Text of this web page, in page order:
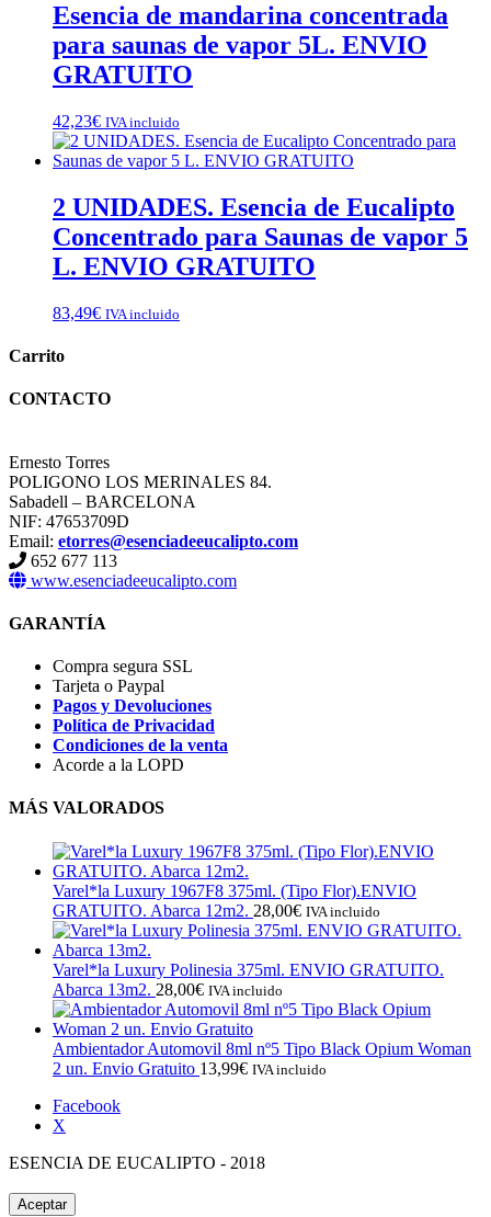
Esencia de mandarina concentrada
para saunas de vapor 5L. ENVIO
GRATUITO
42,23€ IVA incluido
2 UNIDADES. Esencia de Eucalipto
Concentrado para Saunas de vapor 5
L. ENVIO GRATUITO
83,49€ IVA incluido
Carrito
CONTACTO
Ernesto Torres
POLIGONO LOS MERINALES 84.
Sabadell – BARCELONA
NIF: 47653709D
Email: etorres@esenciadeeucalipto.com
652 677 113
www.esenciadeeucalipto.com
GARANTÍA
Compra segura SSL
Tarjeta o Paypal
Pagos y Devoluciones
Política de Privacidad
Condiciones de la venta
Acorde a la LOPD
MÁS VALORADOS
Varel*la Luxury 1967F8 375ml. (Tipo Flor).ENVIO
GRATUITO. Abarca 12m2. 28,00€ IVA incluido
Varel*la Luxury Polinesia 375ml. ENVIO GRATUITO.
Abarca 13m2. 28,00€ IVA incluido
Ambientador Automovil 8ml nº5 Tipo Black Opium Woman
2 un. Envio Gratuito 13,99€ IVA incluido
Facebook
X
ESENCIA DE EUCALIPTO - 2018
Aceptar